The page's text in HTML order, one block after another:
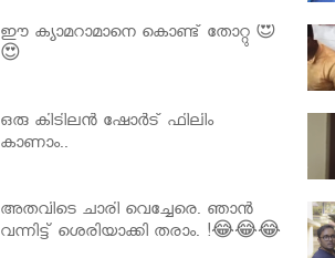
ഈ ക്യാമറാമാനെ കൊണ്ട് തോറ്റു 😍
😍
ഒരു കിടിലൻ ഷോർട് ഫിലിം
കാണാം..
അതവിടെ ചാരി വെച്ചേരെ. ഞാൻ
വന്നിട്ട് ശെരിയാക്കി തരാം. !😂😂😂